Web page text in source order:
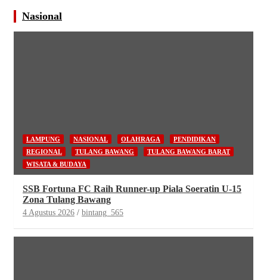
Nasional
LAMPUNG NASIONAL OLAHRAGA
PENDIDIKAN
REGIONAL
TULANG BAWANG
TULANG BAWANG BARAT
WISATA & BUDAYA
SSB Fortuna FC Raih Runner-up Piala Soeratin U-15
Zona Tulang Bawang
4 Agustus 2026 bintang_565